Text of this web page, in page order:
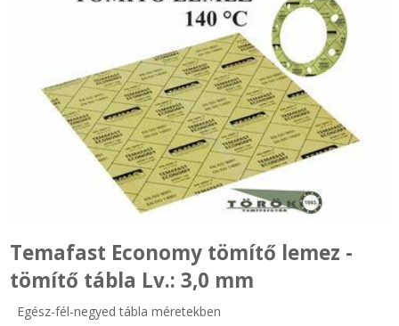
Temafast Economy tömítő lemez -
tömítő tábla Lv.: 3,0 mm
Egész-fél-negyed tábla méretekben